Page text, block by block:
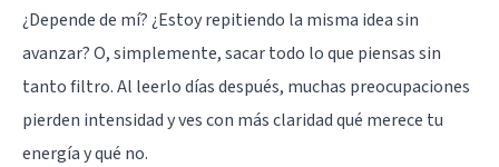
¿Depende de mí? ¿Estoy repitiendo la misma idea sin
avanzar? O, simplemente, sacar todo lo que piensas sin
tanto filtro. Al leerlo días después, muchas preocupaciones
pierden intensidad y ves con más claridad qué merece tu
energía y qué no.